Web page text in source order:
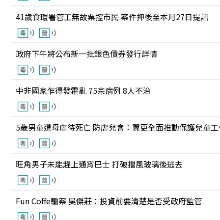
41歲食環署管工無故票控市民 案件押後至本月27日提訊
政府下午將公布新一批銀色債券發行詳情
中非國家乍得發霍亂 75宗病例 8人不治
5歲男童遭母虐待死亡 防虐兒會：冀更全面推動保護兒童
旺角男子未能趕上通宵巴士 打破擋風玻璃後逃去
Fun Coffe騙案 吳傑莊：投資前要清楚是否受政府監管